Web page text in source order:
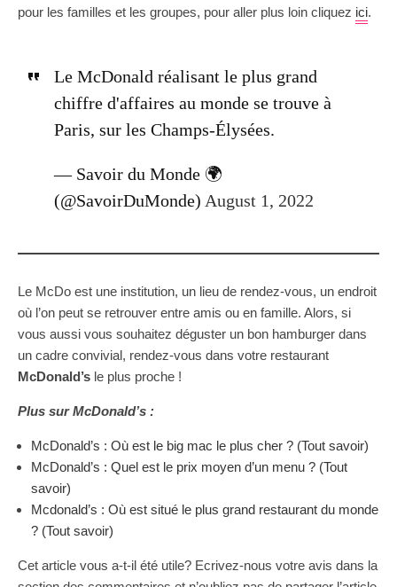
pour les familles et les groupes, pour aller plus loin cliquez ici.
Le McDonald réalisant le plus grand
chiffre d'affaires au monde se trouve à
Paris, sur les Champs-Élysées.
— Savoir du Monde 🌍
(@SavoirDuMonde) August 1, 2022
Le McDo est une institution, un lieu de rendez-vous, un endroit
où l’on peut se retrouver entre amis ou en famille. Alors, si
vous aussi vous souhaitez déguster un bon hamburger dans
un cadre convivial, rendez-vous dans votre restaurant
McDonald’s le plus proche !
Plus sur McDonald’s :
McDonald’s : Où est le big mac le plus cher ? (Tout savoir)
McDonald’s : Quel est le prix moyen d’un menu ? (Tout
savoir)
Mcdonald’s : Où est situé le plus grand restaurant du monde
? (Tout savoir)
Cet article vous a-t-il été utile? Ecrivez-nous votre avis dans la